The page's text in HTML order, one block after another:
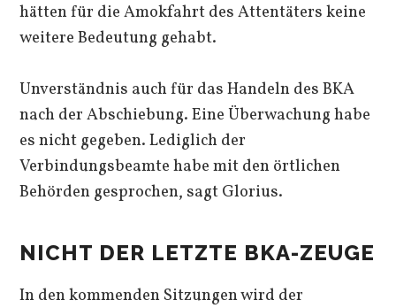
hätten für die Amokfahrt des Attentäters keine
weitere Bedeutung gehabt.
Unverständnis auch für das Handeln des BKA
nach der Abschiebung. Eine Überwachung habe
es nicht gegeben. Lediglich der
Verbindungsbeamte habe mit den örtlichen
Behörden gesprochen, sagt Glorius.
NICHT DER LETZTE BKA-ZEUGE
In den kommenden Sitzungen wird der